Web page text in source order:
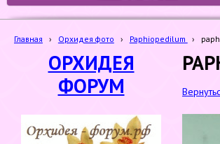
Главная › Орхидея фото › Paphiopedilum ›
ОРХИДЕЯ
ФОРУМ